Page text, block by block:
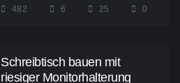
482 6 25 0
Schreibtisch bauen mit
riesiger Monitorhalterung